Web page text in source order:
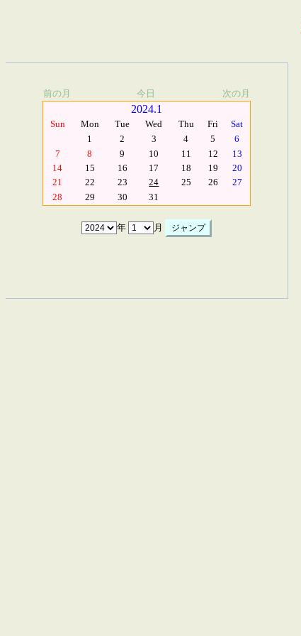
前の月 今日 次の月
2024.1
Sun Mon Tue Wed Thu Fri
Sat
1
2 3 4 5
6
7
8 9 10 11 12
13
14
15 16 17 18 19
20
21
22 23 24 25 26
27
28
29 30 31
年 月